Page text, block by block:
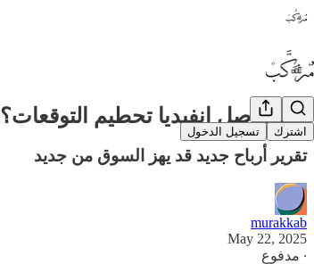
اشترك تسجيل الدخول
هل تواصل إنفيديا تحطيم التوقعات؟
تقرير أرباح جديد قد يهز السوق من جديد
murakkab
May 22, 2025
∙ مدفوع